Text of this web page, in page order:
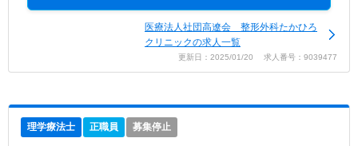
医療法人社団高遼会 整形外科たかひろ
クリニックの求人一覧
更新日：2025/01/20 求人番号：9039477
理学療法士 正職員 募集停止